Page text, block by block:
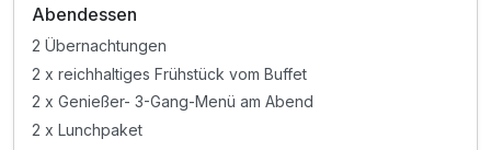
Abendessen
2 Übernachtungen
2 x reichhaltiges Frühstück vom Buffet
2 x Genießer- 3-Gang-Menü am Abend
2 x Lunchpaket